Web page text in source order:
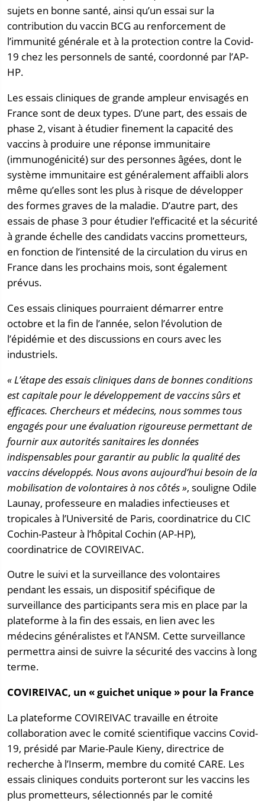
sujets en bonne santé, ainsi qu’un essai sur la
contribution du vaccin BCG au renforcement de
l’immunité générale et à la protection contre la Covid-
19 chez les personnels de santé, coordonné par l’AP-
HP.
Les essais cliniques de grande ampleur envisagés en
France sont de deux types. D’une part, des essais de
phase 2, visant à étudier finement la capacité des
vaccins à produire une réponse immunitaire
(immunogénicité) sur des personnes âgées, dont le
système immunitaire est généralement affaibli alors
même qu’elles sont les plus à risque de développer
des formes graves de la maladie. D’autre part, des
essais de phase 3 pour étudier l’efficacité et la sécurité
à grande échelle des candidats vaccins prometteurs,
en fonction de l’intensité de la circulation du virus en
France dans les prochains mois, sont également
prévus.
Ces essais cliniques pourraient démarrer entre
octobre et la fin de l’année, selon l’évolution de
l’épidémie et des discussions en cours avec les
industriels.
« L’étape des essais cliniques dans de bonnes conditions
est capitale pour le développement de vaccins sûrs et
efficaces. Chercheurs et médecins, nous sommes tous
engagés pour une évaluation rigoureuse permettant de
fournir aux autorités sanitaires les données
indispensables pour garantir au public la qualité des
vaccins développés. Nous avons aujourd’hui besoin de la
mobilisation de volontaires à nos côtés », souligne Odile
Launay, professeure en maladies infectieuses et
tropicales à l’Université de Paris, coordinatrice du CIC
Cochin-Pasteur à l’hôpital Cochin (AP-HP),
coordinatrice de COVIREIVAC.
Outre le suivi et la surveillance des volontaires
pendant les essais, un dispositif spécifique de
surveillance des participants sera mis en place par la
plateforme à la fin des essais, en lien avec les
médecins généralistes et l’ANSM. Cette surveillance
permettra ainsi de suivre la sécurité des vaccins à long
terme.
COVIREIVAC, un « guichet unique » pour la France
La plateforme COVIREIVAC travaille en étroite
collaboration avec le comité scientifique vaccins Covid-
19, présidé par Marie-Paule Kieny, directrice de
recherche à l’Inserm, membre du comité CARE. Les
essais cliniques conduits porteront sur les vaccins les
plus prometteurs, sélectionnés par le comité